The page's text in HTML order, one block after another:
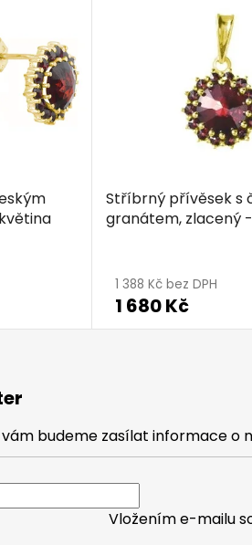
Stříbrný přívěsek s
granátem, zlacený
1 388 Kč bez DPH
1 680 Kč
budeme zasílat informace o
Vložením e-mailu